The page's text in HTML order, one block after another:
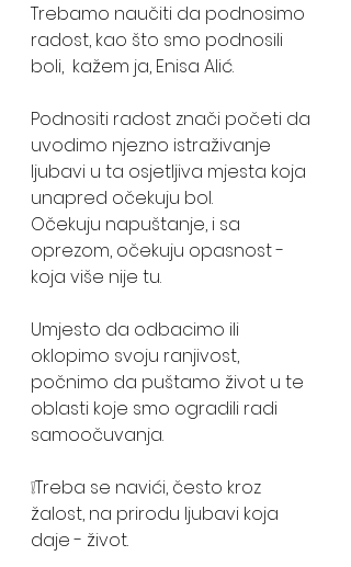
Trebamo naučiti da podnosimo
radost, kao što smo podnosili
boli,  kažem ja, Enisa Alić.
Podnositi radost znači početi da
uvodimo njezno istraživanje
ljubavi u ta osjetljiva mjesta koja
unapred očekuju bol.
Očekuju napuštanje, i sa
oprezom, očekuju opasnost -
koja više nije tu.
Umjesto da odbacimo ili
oklopimo svoju ranjivost,
počnimo da puštamo život u te
oblasti koje smo ogradili radi
samoočuvanja.
❕Treba se navići, često kroz
žalost, na prirodu ljubavi koja
daje - život.